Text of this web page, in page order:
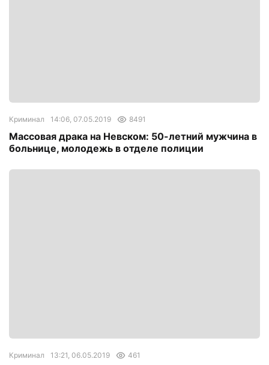
Криминал 14:06, 07.05.2019 8491
Массовая драка на Невском: 50-летний мужчина в
больнице, молодежь в отделе полиции
Криминал 13:21, 06.05.2019 461